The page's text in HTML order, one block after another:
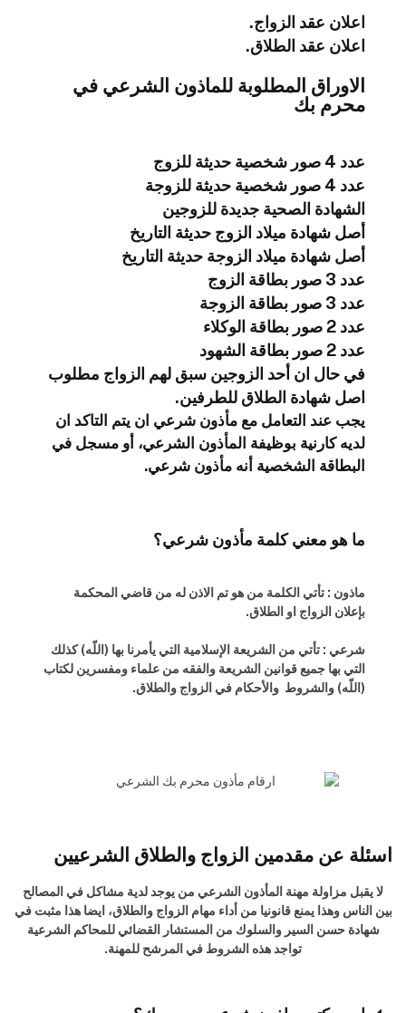
اعلان عقد الزواج.
اعلان عقد الطلاق.
الاوراق المطلوبة للماذون الشرعي في
محرم بك
عدد 4 صور شخصية حديثة للزوج
عدد 4 صور شخصية حديثة للزوجة
الشهادة الصحية جديدة للزوجين
أصل شهادة ميلاد الزوج حديثة التاريخ
أصل شهادة ميلاد الزوجة حديثة التاريخ
عدد 3 صور بطاقة الزوج
عدد 3 صور بطاقة الزوجة
عدد 2 صور بطاقة الوكلاء
عدد 2 صور بطاقة الشهود
في حال ان أحد الزوجين سبق لهم الزواج مطلوب
اصل شهادة الطلاق للطرفين.
يجب عند التعامل مع مأذون شرعي ان يتم التاكد ان
لديه كارنية بوظيفة المأذون الشرعي، أو مسجل في
البطاقة الشخصية أنه مأذون شرعي.
ما هو معني كلمة مأذون شرعي؟
ماذون : تأتي الكلمة من هو تم الاذن له من قاضي المحكمة
بإعلان الزواج او الطلاق.
شرعي : تأتي من الشريعة الإسلامية التي يأمرنا بها (اللّه) كذلك
التي بها جميع قوانين الشريعة والفقه من علماء ومفسرين لكتاب
(اللّه) والشروط والأحكام في الزواج والطلاق.
اسئلة عن مقدمين الزواج والطلاق الشرعيين
لا يقبل مزاولة مهنة المأذون الشرعي من يوجد لدية مشاكل في المصالح
بين الناس وهذا يمنع قانونيا من أداء مهام الزواج والطلاق، ايضا هذا مثبت في
شهادة حسن السير والسلوك من المستشار القضائي للمحاكم الشرعية
تواجد هذه الشروط في المرشح للمهنة.